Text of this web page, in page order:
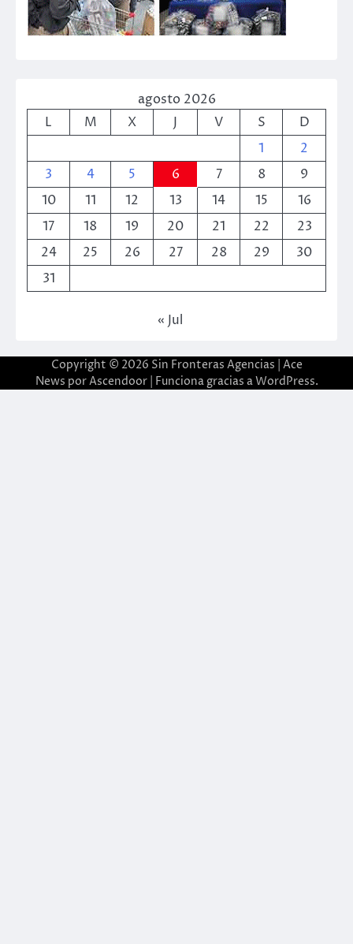
agosto 2026
L
M X J V S
D
1
2
3
4 5 6 7 8
9
10
11 12 13 14 15
16
17
18 19 20 21 22
23
24
25 26 27 28 29
30
31
« Jul
Copyright © 2026 Sin Fronteras Agencias | Ace
News porAscendoor| Funciona gracias aWordPress.